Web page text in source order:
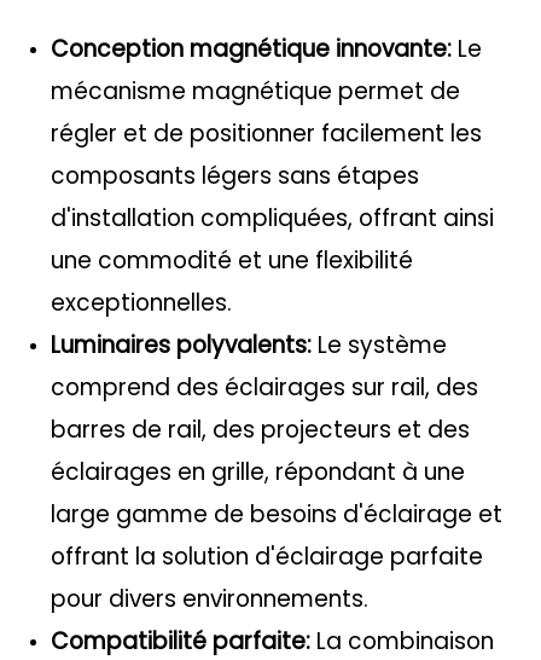
Conception magnétique innovante: Le
mécanisme magnétique permet de
régler et de positionner facilement les
composants légers sans étapes
d'installation compliquées, offrant ainsi
une commodité et une flexibilité
exceptionnelles.
Luminaires polyvalents: Le système
comprend des éclairages sur rail, des
barres de rail, des projecteurs et des
éclairages en grille, répondant à une
large gamme de besoins d'éclairage et
offrant la solution d'éclairage parfaite
pour divers environnements.
Compatibilité parfaite: La combinaison